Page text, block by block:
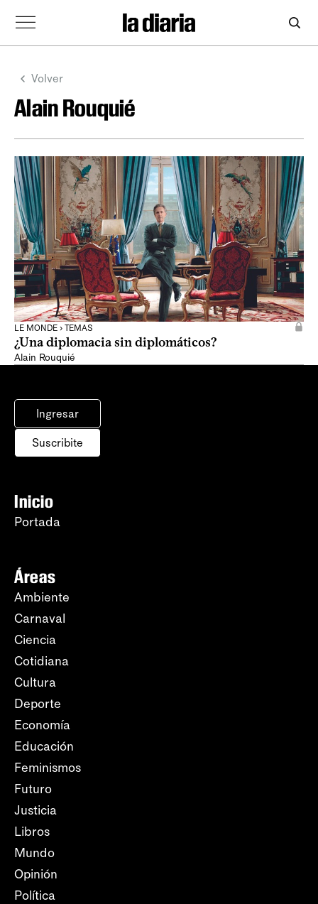
Volver
Alain Rouquié
LE MONDE › TEMAS
¿Una diplomacia sin diplomáticos?
Alain Rouquié
Ingresar
Suscribite
Inicio
Portada
Áreas
Ambiente
Carnaval
Ciencia
Cotidiana
Cultura
Deporte
Economía
Educación
Feminismos
Futuro
Justicia
Libros
Mundo
Opinión
Política